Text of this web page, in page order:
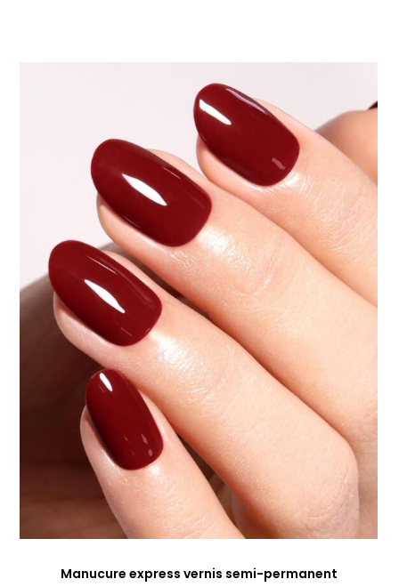
Manucure express vernis semi-permanent